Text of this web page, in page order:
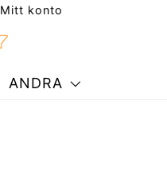
Mitt konto
ANDRA